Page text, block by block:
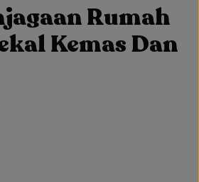
Rumah
Kemas Dan